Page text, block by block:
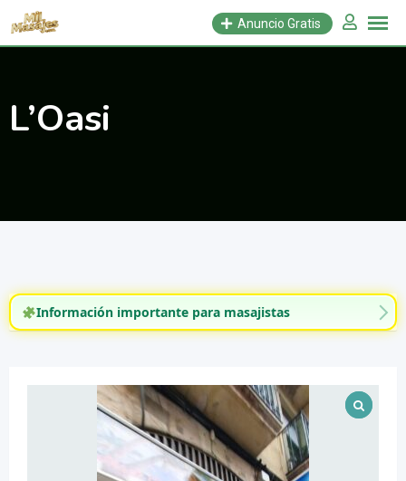
Saltar
Anuncio Gratis
L’Oasi
Información importante para masajistas